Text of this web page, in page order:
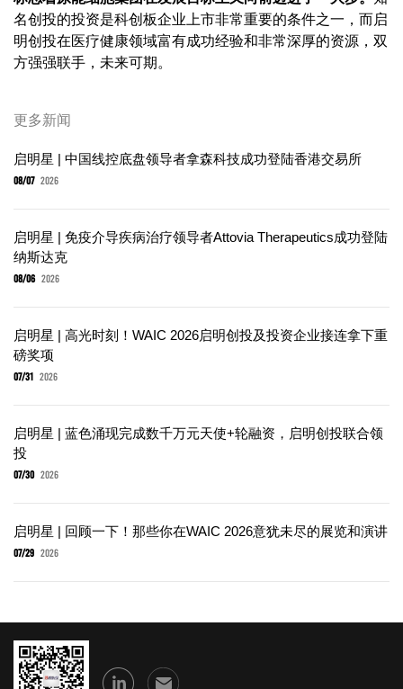
名创投的投资是科创板企业上市非常重要的条件之一，而启
明创投在医疗健康领域富有成功经验和非常深厚的资源，双
方强强联手，未来可期。
更多新闻
启明星 | 中国线控底盘领导者拿森科技成功登陆香港交易所
08/07 2026
启明星 | 免疫介导疾病治疗领导者Attovia Therapeutics成功登陆
纳斯达克
08/06 2026
启明星 | 高光时刻！WAIC 2026启明创投及投资企业接连拿下重
磅奖项
07/31 2026
启明星 | 蓝色涌现完成数千万元天使+轮融资，启明创投联合领
投
07/30 2026
启明星 | 回顾一下！那些你在WAIC 2026意犹未尽的展览和演讲
07/29 2026